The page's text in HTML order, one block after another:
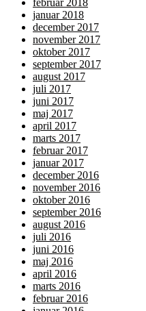
januar 2018
december 2017
november 2017
oktober 2017
september 2017
august 2017
juli 2017
juni 2017
maj 2017
april 2017
marts 2017
februar 2017
januar 2017
december 2016
november 2016
oktober 2016
september 2016
august 2016
juli 2016
juni 2016
maj 2016
april 2016
marts 2016
februar 2016